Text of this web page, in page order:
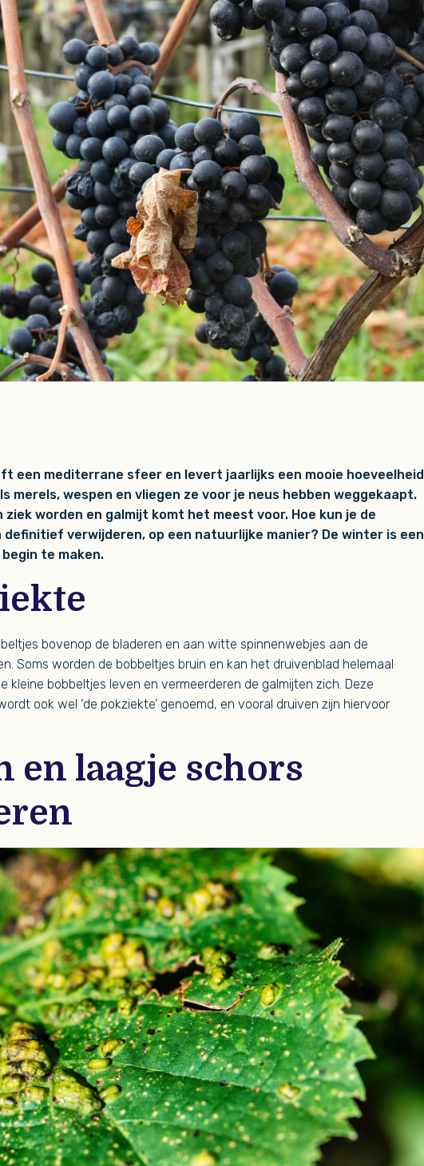
een mediterrane sfeer en levert jaarlijks een mooie hoeveelheid
merels, wespen en vliegen ze voor je neus hebben weggekaapt.
ziek worden en galmijt komt het meest voor. Hoe kun je de
definitief verwijderen, op een natuurlijke manier? De winter is een
te maken.
bovenop de bladeren en aan witte spinnenwebjes aan de
Soms worden de bobbeltjes bruin en kan het druivenblad helemaal
kleine bobbeltjes leven en vermeerderen de galmijten zich. Deze
ook wel ‘de pokziekte’ genoemd, en vooral druiven zijn hiervoor
en laagje schors